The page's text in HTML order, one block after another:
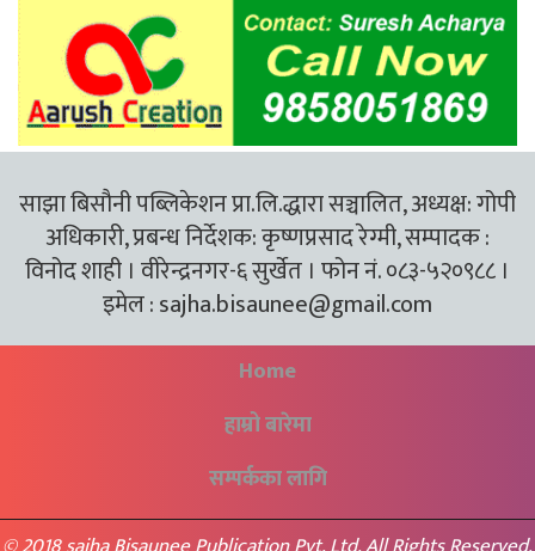
साझा बिसौनी पब्लिकेशन प्रा.लि.द्धारा सञ्चालित, अध्यक्ष: गोपी
अधिकारी, प्रबन्ध निर्देशक: कृष्णप्रसाद रेग्मी, सम्पादक :
विनोद शाही । वीरेन्द्रनगर-६ सुर्खेत । फोन नं. ०८३-५२०९८८ ।
इमेल :sajha.bisaunee@gmail.com
Home
हाम्रो बारेमा
सम्पर्कका लागि